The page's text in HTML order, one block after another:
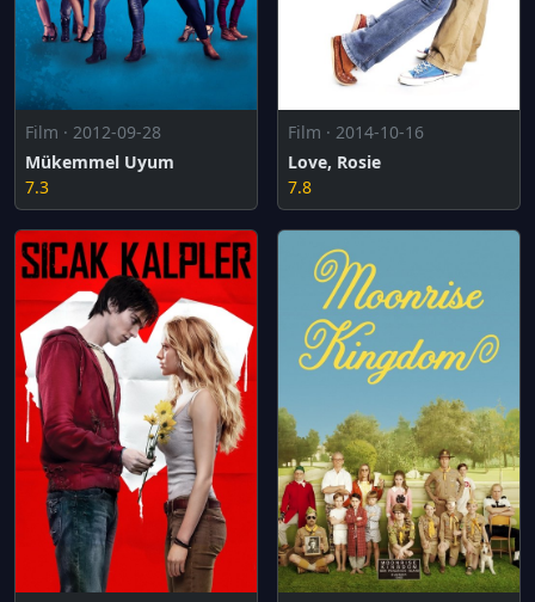
Film · 2012-09-28
Mükemmel Uyum
7.3
Film · 2014-10-16
Love, Rosie
7.8